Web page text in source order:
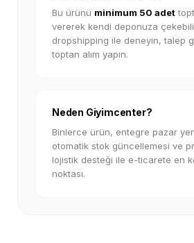
Bu ürünü minimum 50 adet
vererek kendi deponuza
dropshipping ile deneyin, talep
toptan alım yapın.
Neden Giyimcenter?
Binlerce ürün, entegre pazar yeri
otomatik stok güncellemesi ve
lojistik desteği ile e-ticarete en
noktası.